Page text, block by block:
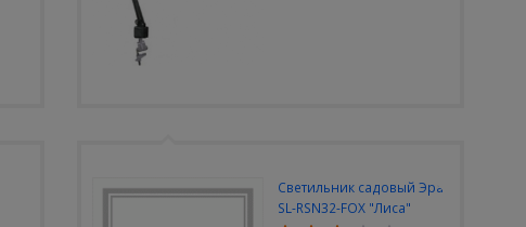
Светильник садовый Эра
SL-RSN32-FOX "Лиса"